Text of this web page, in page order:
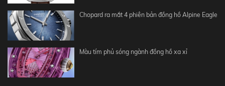
Chopard ra mắt 4 phiên bản đồng hồ Alpine Eagle
Màu tím phủ sóng ngành đồng hồ xa xỉ